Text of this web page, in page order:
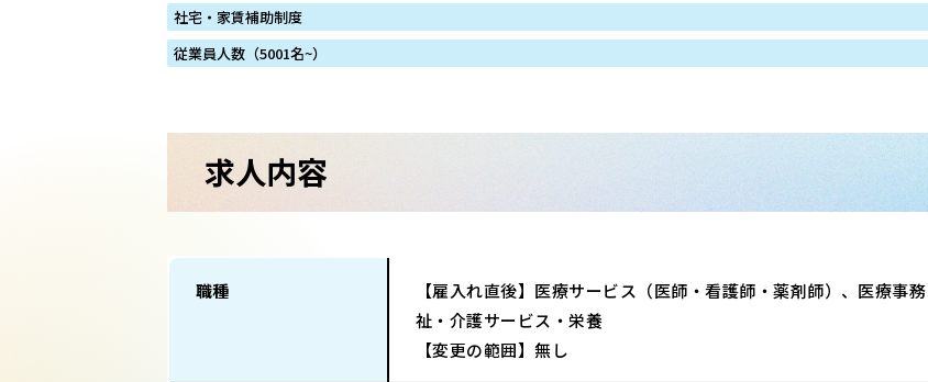
社宅・家賃補助制度
従業員人数（5001名~）
求人内容
職種
【雇入れ直後】医療サービス（医師・看護師・薬剤師）、医療事
祉・介護サービス・栄養
【変更の範囲】無し